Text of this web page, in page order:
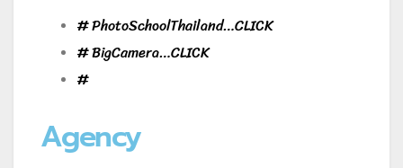
# PhotoSchoolThailand…CLICK
# BigCamera…CLICK
#
Agency